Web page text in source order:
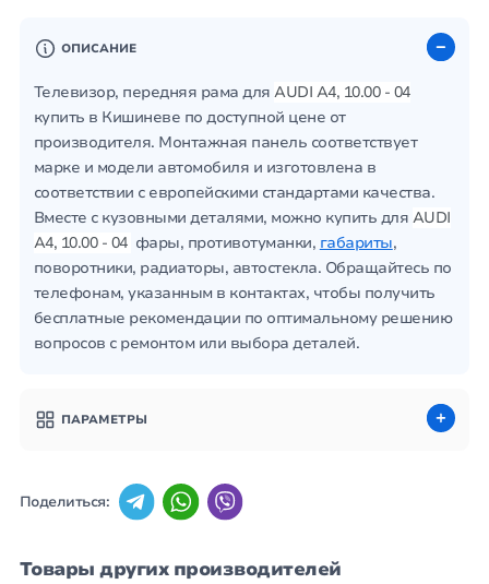
ОПИСАНИЕ
Телевизор, передняя рама дляAUDI A4, 10.00 - 04
купить в Кишиневе по доступной цене от
производителя. Монтажная панель соответствует
марке и модели автомобиля и изготовлена в
соответствии с европейскими стандартами качества.
Вместе с кузовными деталями, можно купить для AUDI
A4, 10.00 - 04 фары, противотуманки, габариты,
поворотники, радиаторы, автостекла. Обращайтесь по
телефонам, указанным в контактах, чтобы получить
бесплатные рекомендации по оптимальному решению
вопросов с ремонтом или выбора деталей.
ПАРАМЕТРЫ
Поделиться:
Товары других производителей